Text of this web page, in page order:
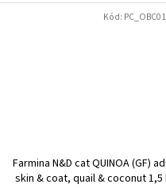
Farmina N&D cat QUINOA (GF)
skin & coat, quail & coconut 1,5
Kód: